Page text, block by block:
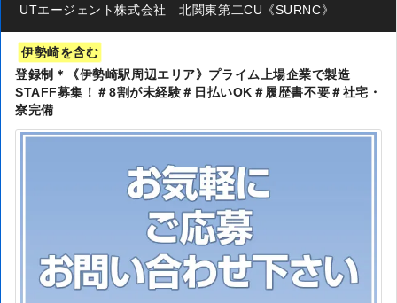
UTエージェント株式会社 北関東第二CU《SURNC》
伊勢崎を含む
登録制＊《伊勢崎駅周辺エリア》プライム上場企業で製造
STAFF募集！＃8割が未経験＃日払いOK＃履歴書不要＃社宅・
寮完備